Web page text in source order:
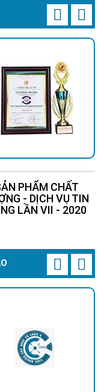
năng lượng
PHẨM CHẤT
- DỊCH VỤ TIN
LẦN VII - 2020